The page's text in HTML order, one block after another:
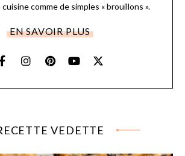
comme de simples « brouillons ».
EN SAVOIR PLUS
VEDETTE